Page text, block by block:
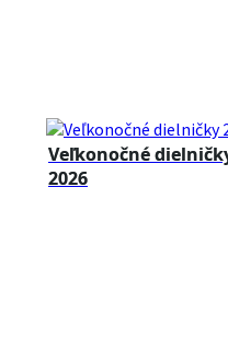
Veľkonočné
2026